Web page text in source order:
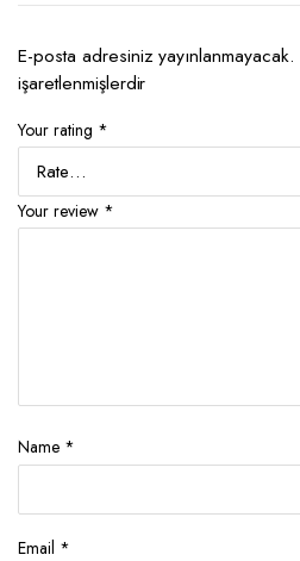
E-posta adresiniz yayınlanmayacak.
işaretlenmişlerdir
Your rating *
Your review *
Name *
Email *